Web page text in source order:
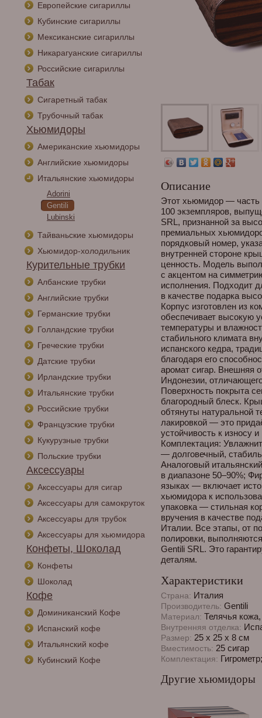
Европейские сигариллы
Кубинские сигариллы
Мексиканские сигариллы
Никарагуанские сигариллы
Российские сигариллы
Табак
Сигаретный табак
Трубочный табак
Хьюмидоры
Американские хьюмидоры
Английские хьюмидоры
Итальянские хьюмидоры
Adorini
Gentili
Lubinski
Тайваньские хьюмидоры
Хьюмидор-холодильник
Курительные трубки
Албанские трубки
Английские трубки
Германские трубки
Голландские трубки
Греческие трубки
Датские трубки
Ирландские трубки
Итальянские трубки
Российские трубки
Французские трубки
Кукурузные трубки
Польские трубки
Аксессуары
Аксессуары для сигар
Аксессуары для самокруток
Аксессуары для трубок
Аксессуары для хьюмидора
Конфеты, Шоколад
Конфеты
Шоколад
Кофе
Доминиканский Кофе
Испанский кофе
Итальянский кофе
Кубинский Кофе
Описание
Этот хьюмидор — часть
100 экземпляров,
SRL, признанной за
премиальных
порядковый номер,
внутренней стороне
ценность. Модель
с акцентом на
исполнения. Подходит
в качестве подарка
Корпус изготовлен из
обеспечивает высокую
температуры и
стабильного климата
испанского кедра,
благодаря его
аромат сигар. Внешняя
Индонезии,
Поверхность покрыта
благородный блеск.
обтянуты натуральной
лакировкой — это
устойчивость к износу
Комплектация:
— долговечный,
Аналоговый
в диапазоне 50–90%;
языках — включает
хьюмидора к
упаковка — стильная
вручения в качестве
Италии. Все этапы, от
полировки,
Gentili SRL. Это
деталям.
Характеристики
Страна: Италия
Производитель: Gentili
Материал: Телячья
Внутренняя отделка:
Размер: 25 х 25 х 8 см
Вместимость: 25 сигар
Комплектация:
Другие хьюмидоры